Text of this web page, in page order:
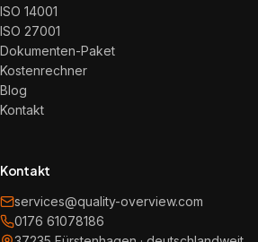
ISO 14001
ISO 27001
Dokumenten-Paket
Kostenrechner
Blog
Kontakt
Kontakt
services@quality-overview.com
0176 61078186